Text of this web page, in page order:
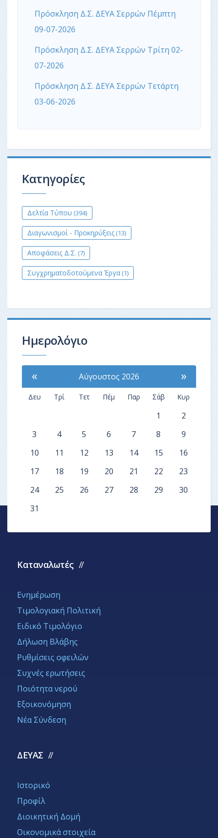
Πρόσκληση Δ.Σ. ΔΕΥΑ Σερρών Πέμπτη
09-07-2026
Πρόσκληση Δ.Σ. ΔΕΥΑ Σερρών Τρίτη 02-
07-2026
Πρόσκληση Δ.Σ. ΔΕΥΑ Σερρών Τετάρτη
03-06-2026
Κατηγορίες
Δελτία Τύπου (394)
Διαγωνισμοί - Προκηρύξεις (13)
Αποφάσεις Δ.Σ. (7)
Συγχρηματοδοτούμενα Έργα (1)
Ημερολόγιο
« Αύγουστος 2026 »
Δευ Τρί Τετ Πέμ Παρ Σάβ Κυρ
1
2
3
4 5 6 7 8
9
10
11 12 13 14 15
16
17
18 19 20 21 22
23
24
25 26 27 28 29
30
31
Καταναλωτές
Ενημέρωση
Τιμολογιακή Πολιτική
Ειδικό Τιμολόγιο
Δήλωση Βλάβης
Ρυθμίσεις οφειλών
Συχνές ερωτήσεις
Ποιότητα νερού
Εξοικονόμηση
Νέα Σύνδεση
ΔΕΥΑΣ
Ιστορικό
Προφίλ
Διοικητική Δομή
Οικονομικά στοιχεία